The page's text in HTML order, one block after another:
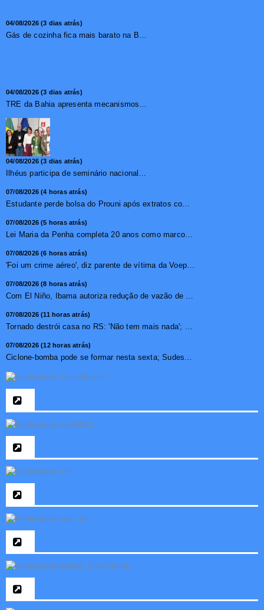
04/08/2026 (3 dias atrás)
04/08/2026 (3 dias atrás)
04/08/2026 (3 dias atrás)
07/08/2026 (4 horas atrás)
07/08/2026 (5 horas atrás)
Lei Maria da Penha completa 20 anos como marco no combate �...
07/08/2026 (6 horas atrás)
'Foi um crime aéreo', diz parente de vítima da Voepass ...
07/08/2026 (8 horas atrás)
07/08/2026 (11 horas atrás)
07/08/2026 (12 horas atrás)